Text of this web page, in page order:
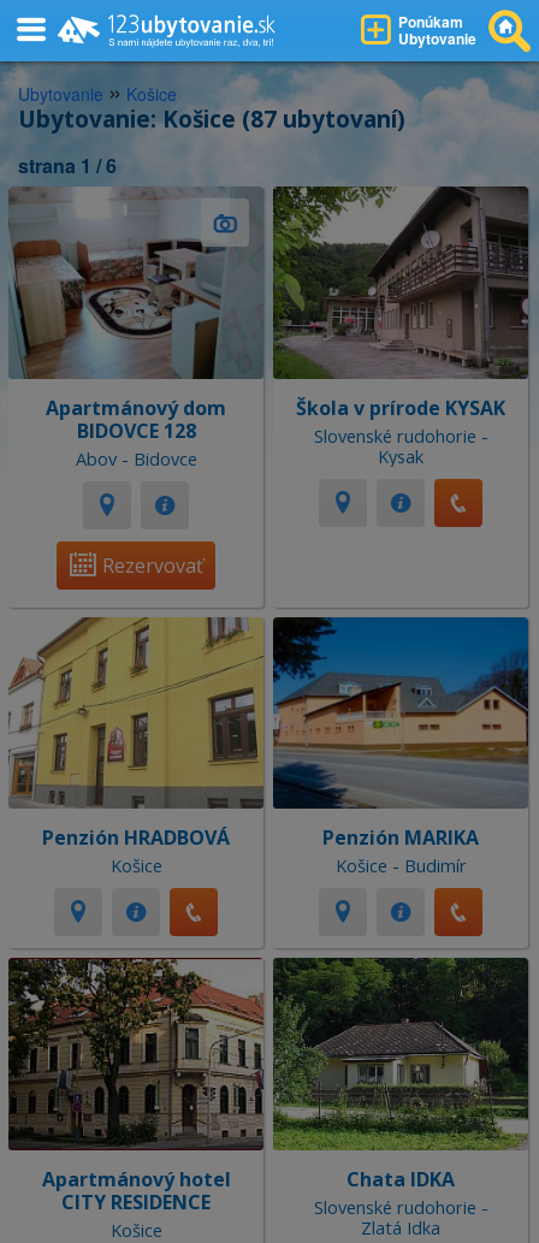
Ponúkam
Ubytovanie
Ubytovanie » Košice
Ubytovanie: Košice (87 ubytovaní)
strana 1 / 6
Apartmánový dom
BIDOVCE 128
Abov - Bidovce
Rezervovať
Škola v prírode KYSAK
Slovenské rudohorie -
Kysak
Penzión HRADBOVÁ
Košice
Penzión MARIKA
Košice - Budimír
Apartmánový hotel
CITY RESIDENCE
Košice
Chata IDKA
Slovenské rudohorie -
Zlatá Idka